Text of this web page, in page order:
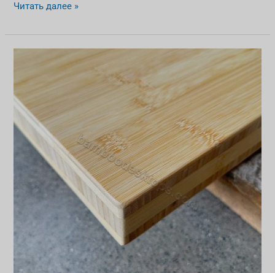
Читать далее »
популярные
бамбуковые
столешницы